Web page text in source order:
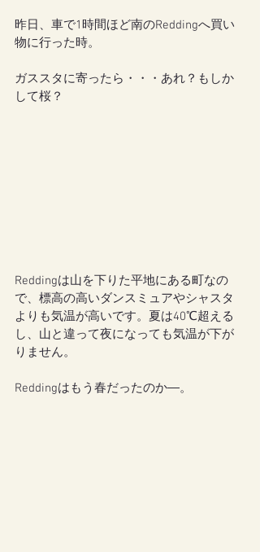
昨日、車で1時間ほど南のReddingへ買い
物に行った時。
ガススタに寄ったら・・・あれ？もしか
して桜？
Reddingは山を下りた平地にある町なの
で、標高の高いダンスミュアやシャスタ
よりも気温が高いです。夏は40℃超える
し、山と違って夜になっても気温が下が
りません。
Reddingはもう春だったのか―。